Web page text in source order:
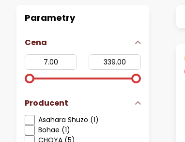
Parametry
Cena
Od:
Proszę:
Producent
Asahara Shuzo (1)
Bohae (1)
CHOYA (5)